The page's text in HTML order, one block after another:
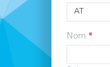
Nom *